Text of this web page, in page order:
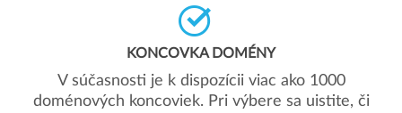
KONCOVKA DOMÉNY
V súčasnosti je k dispozícii viac ako 1000
doménových koncoviek. Pri výbere sa uistite, či